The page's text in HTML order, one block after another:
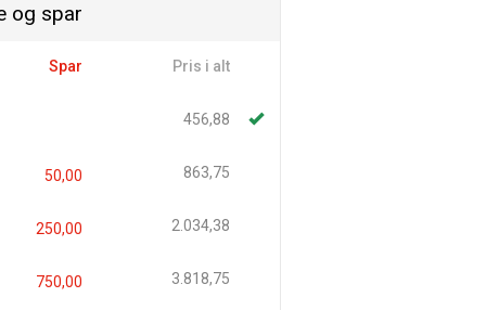
og spar
Spar Pris i alt
456,88
50,00 863,75
250,00 2.034,38
750,00 3.818,75